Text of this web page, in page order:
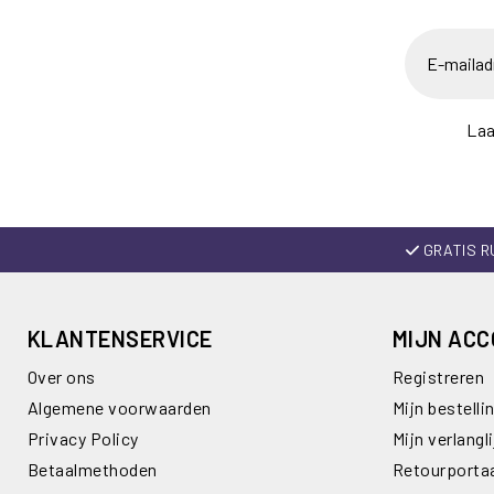
GRATIS
KLANTENSERVICE
Over ons
Algemene voorwaarden
Privacy Policy
Betaalmethoden
MIJN
Registreren
Mijn
Mijn